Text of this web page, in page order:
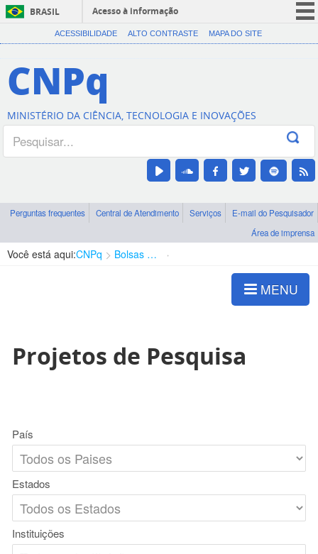
BRASIL
Acesso à informação
CORONAVÍRUS (COVID-19)
Canais
ACESSIBILIDADE ALTO CONTRASTE MAPA DO SITE
CNPq
MINISTÉRIO DA CIÊNCIA, TECNOLOGIA E INOVAÇÕES
Perguntas frequentes Central de Atendimento Serviços
E-mail do Pesquisador
Área de imprensa
Você está aqui:CNPq Bolsas e Auxílios Vigentes
MENU
Projetos de Pesquisa
País
Estados
Instituições